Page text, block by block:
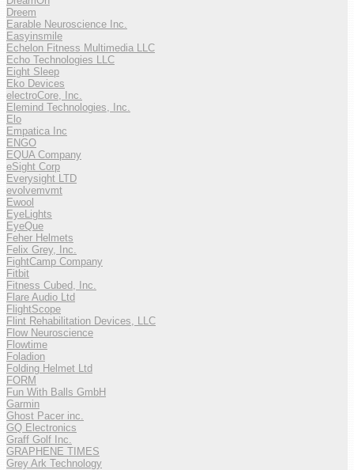
Dreem
Earable Neuroscience Inc.
Easyinsmile
Echelon Fitness Multimedia LLC
Echo Technologies LLC
Eight Sleep
Eko Devices
electroCore, Inc.
Elemind Technologies, Inc.
Elo
Empatica Inc
ENGO
EQUA Company
eSight Corp
Everysight LTD
evolvemvmt
Ewool
EyeLights
EyeQue
Feher Helmets
Felix Grey, Inc.
FightCamp Company
Fitbit
Fitness Cubed, Inc.
Flare Audio Ltd
FlightScope
Flint Rehabilitation Devices, LLC
Flow Neuroscience
Flowtime
Foladion
Folding Helmet Ltd
FORM
Fun With Balls GmbH
Garmin
Ghost Pacer inc.
GQ Electronics
Graff Golf Inc.
GRAPHENE TIMES
Grey Ark Technology